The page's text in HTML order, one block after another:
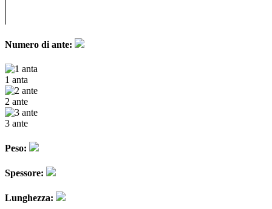
Numero di ante:
1 anta
2 ante
3 ante
Peso:
Spessore:
Lunghezza: